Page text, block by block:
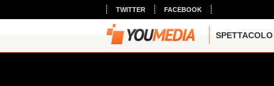
TWITTER FACEBOOK
SPETTACOLO